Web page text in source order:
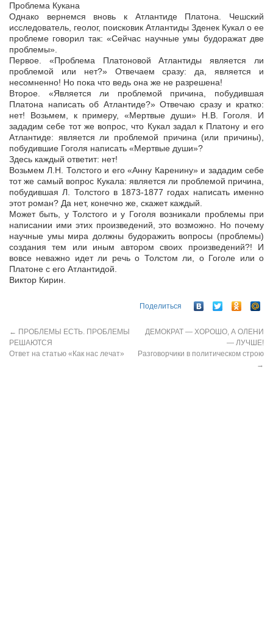
Проблема Кукана
Однако вернемся вновь к Атлантиде Платона. Чешский
исследователь, геолог, поисковик Атлантиды Зденек Кукал о ее
проблеме говорил так: «Сейчас научные умы будоражат две
проблемы».
Первое. «Проблема Платоновой Атлантиды является ли
проблемой или нет?» Отвечаем сразу: да, является и
несомненно! Но пока что ведь она же не разрешена!
Второе. «Является ли проблемой причина, побудившая
Платона написать об Атлантиде?» Отвечаю сразу и кратко:
нет! Возьмем, к примеру, «Мертвые души» Н.В. Гоголя. И
зададим себе тот же вопрос, что Кукал задал к Платону и его
Атлантиде: является ли проблемой причина (или причины),
побудившие Гоголя написать «Мертвые души»?
Здесь каждый ответит: нет!
Возьмем Л.Н. Толстого и его «Анну Каренину» и зададим себе
тот же самый вопрос Кукала: является ли проблемой причина,
побудившая Л. Толстого в 1873-1877 годах написать именно
этот роман? Да нет, конечно же, скажет каждый.
Может быть, у Толстого и у Гоголя возникали проблемы при
написании ими этих произведений, это возможно. Но почему
научные умы мира должны будоражить вопросы (проблемы)
создания тем или иным автором своих произведений?! И
вовсе неважно идет ли речь о Толстом ли, о Гоголе или о
Платоне с его Атлантидой.
Виктор Кирин.
Поделиться
← ПРОБЛЕМЫ ЕСТЬ. ПРОБЛЕМЫ
РЕШАЮТСЯ
Ответ на статью «Как нас лечат»
ДЕМОКРАТ — ХОРОШО, А ОЛЕНИ
— ЛУЧШЕ!
Разговорчики в политическом строю
→